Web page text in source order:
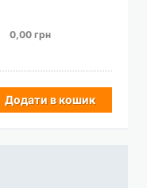
0,00 грн
Додати в кошик